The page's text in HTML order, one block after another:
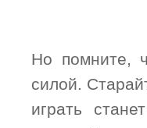
Но помните,
силой.
играть